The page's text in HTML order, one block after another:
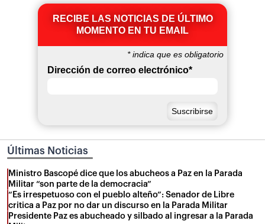
RECIBE LAS NOTICIAS DE ÚLTIMO
MOMENTO EN TU EMAIL
*indica que es obligatorio
Dirección de correo electrónico*
Últimas Noticias
Ministro Bascopé dice que los abucheos a Paz en la Parada
Militar “son parte de la democracia”
“Es irrespetuoso con el pueblo alteño”: Senador de Libre
critica a Paz por no dar un discurso en la Parada Militar
Presidente Paz es abucheado y silbado al ingresar a la Parada